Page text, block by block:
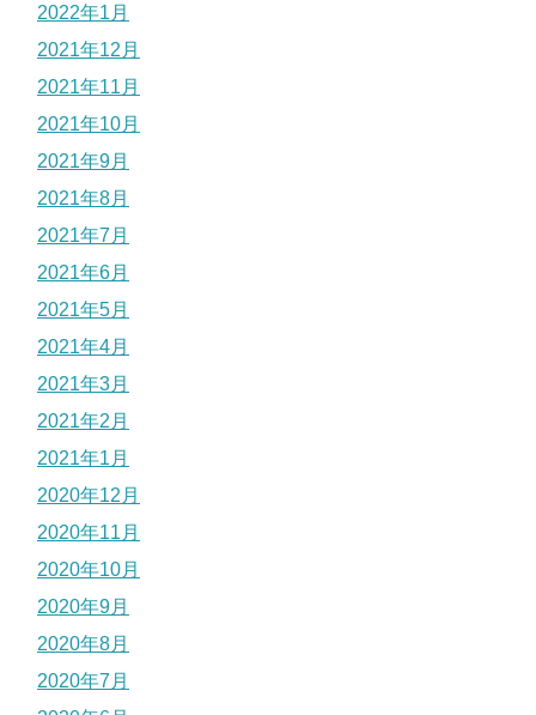
2022年1月
2021年12月
2021年11月
2021年10月
2021年9月
2021年8月
2021年7月
2021年6月
2021年5月
2021年4月
2021年3月
2021年2月
2021年1月
2020年12月
2020年11月
2020年10月
2020年9月
2020年8月
2020年7月